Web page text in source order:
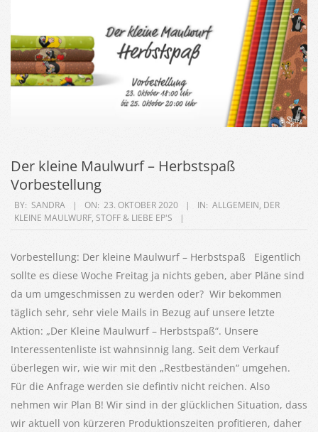
Der kleine Maulwurf – Herbstspaß
Vorbestellung
2020-
10-
BY: SANDRA ON: 23. OKTOBER 2020 IN: ALLGEMEIN, DER
KLEINE MAULWURF, STOFF & LIEBE EP'S
Vorbestellung: Der kleine Maulwurf – Herbstspaß Eigentlich
sollte es diese Woche Freitag ja nichts geben, aber Pläne sind
da um umgeschmissen zu werden oder? Wir bekommen
täglich sehr, sehr viele Mails in Bezug auf unsere letzte
Aktion: „Der Kleine Maulwurf – Herbstspaß“. Unsere
Interessentenliste ist wahnsinnig lang. Seit dem Verkauf
überlegen wir, wie wir mit den „Restbeständen“ umgehen.
Für die Anfrage werden sie defintiv nicht reichen. Also
nehmen wir Plan B! Wir sind in der glücklichen Situation, dass
wir aktuell von kürzeren Produktionszeiten profitieren, daher